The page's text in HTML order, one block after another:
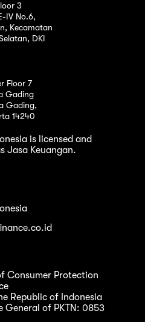
3
IV No.6,
Kecamatan
DKI
Floor 7
Gading
Gading,
14240
is licensed and
Jasa Keuangan.
Consumer Protection
Republic of Indonesia
of PKTN: 0853